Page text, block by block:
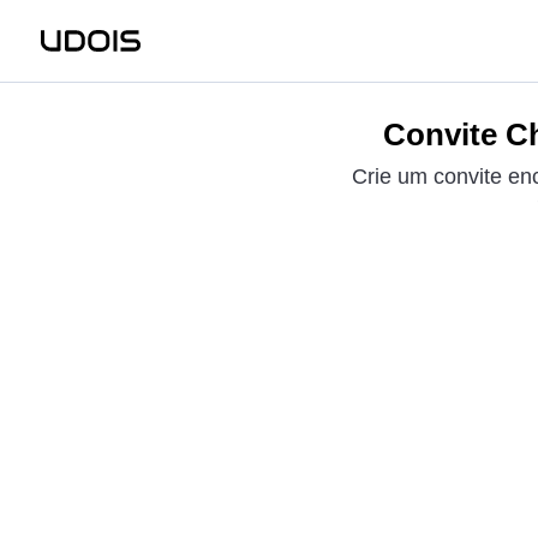
Convite
Crie um convite